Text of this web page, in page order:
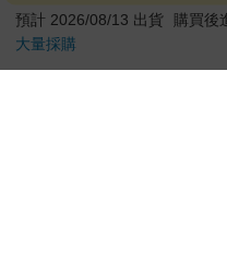
退換貨須知：
**提醒您，鑑賞期不等於試
依據「消費者保護法」
預計 2026/08/13 出貨
購買
大量採購